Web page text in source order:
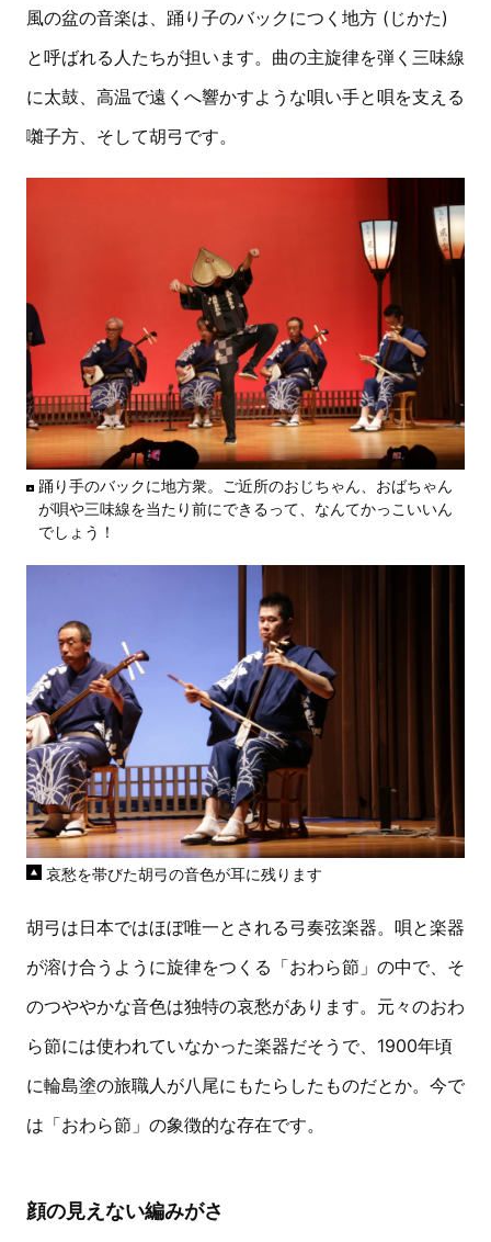
風の盆の音楽は、踊り子のバックにつく地方 (じかた)
と呼ばれる人たちが担います。曲の主旋律を弾く三味線
に太鼓、高温で遠くへ響かすような唄い手と唄を支える
囃子方、そして胡弓です。
踊り手のバックに地方衆。ご近所のおじちゃん、おばちゃん
が唄や三味線を当たり前にできるって、なんてかっこいいん
でしょう！
哀愁を帯びた胡弓の音色が耳に残ります
胡弓は日本ではほぼ唯一とされる弓奏弦楽器。唄と楽器
が溶け合うように旋律をつくる「おわら節」の中で、そ
のつややかな音色は独特の哀愁があります。元々のおわ
ら節には使われていなかった楽器だそうで、1900年頃
に輪島塗の旅職人が八尾にもたらしたものだとか。今で
は「おわら節」の象徴的な存在です。
顔の見えない編みがさ